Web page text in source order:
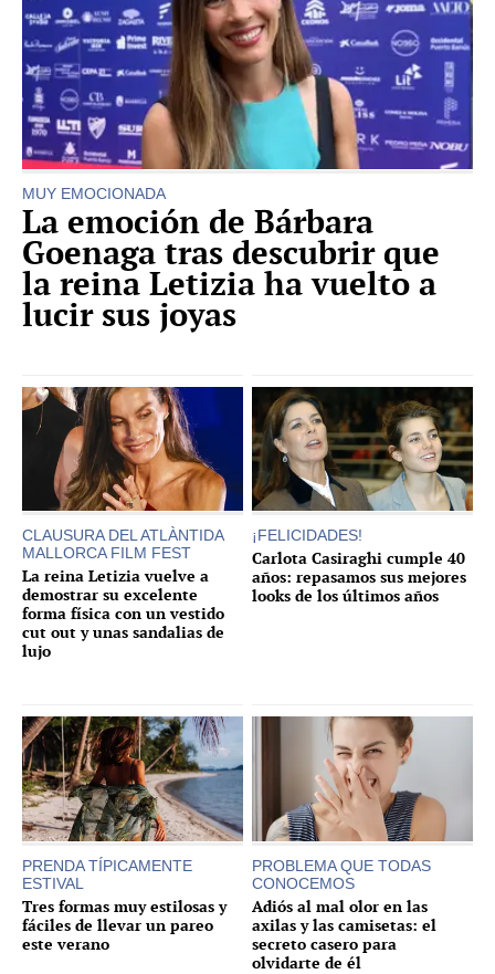
MUY EMOCIONADA
La emoción de Bárbara
Goenaga tras descubrir que
la reina Letizia ha vuelto a
lucir sus joyas
CLAUSURA DEL ATLÀNTIDA
MALLORCA FILM FEST
La reina Letizia vuelve a
demostrar su excelente
forma física con un vestido
cut out y unas sandalias de
lujo
¡FELICIDADES!
Carlota Casiraghi cumple 40
años: repasamos sus mejores
looks de los últimos años
PRENDA TÍPICAMENTE
ESTIVAL
Tres formas muy estilosas y
fáciles de llevar un pareo
este verano
PROBLEMA QUE TODAS
CONOCEMOS
Adiós al mal olor en las
axilas y las camisetas: el
secreto casero para
olvidarte de él